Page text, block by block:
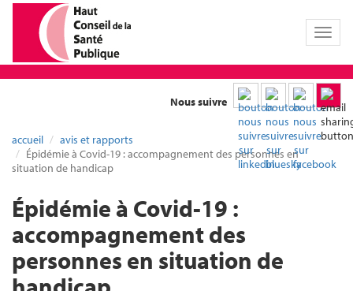
Toggle
Nous suivre
accueil
avis et rapports
Épidémie à Covid-19 : accompagnement des personnes en
situation de handicap
Épidémie à Covid-19 :
accompagnement des
personnes en situation de